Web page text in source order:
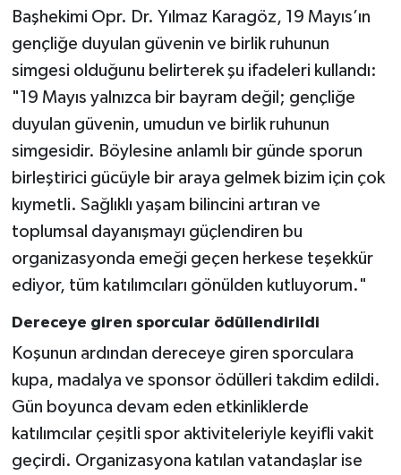
Başhekimi Opr. Dr. Yılmaz Karagöz, 19 Mayıs’ın
gençliğe duyulan güvenin ve birlik ruhunun
simgesi olduğunu belirterek şu ifadeleri kullandı:
"19 Mayıs yalnızca bir bayram değil; gençliğe
duyulan güvenin, umudun ve birlik ruhunun
simgesidir. Böylesine anlamlı bir günde sporun
birleştirici gücüyle bir araya gelmek bizim için çok
kıymetli. Sağlıklı yaşam bilincini artıran ve
toplumsal dayanışmayı güçlendiren bu
organizasyonda emeği geçen herkese teşekkür
ediyor, tüm katılımcıları gönülden kutluyorum."
Dereceye giren sporcular ödüllendirildi
Koşunun ardından dereceye giren sporculara
kupa, madalya ve sponsor ödülleri takdim edildi.
Gün boyunca devam eden etkinliklerde
katılımcılar çeşitli spor aktiviteleriyle keyifli vakit
geçirdi. Organizasyona katılan vatandaşlar ise